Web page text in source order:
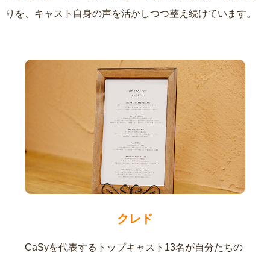
りを、キャスト自身の声を活かしつつ整え続けています。
クレド
CaSyを代表するトップキャスト13名が自分たちの